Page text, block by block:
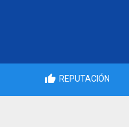
REPUTACIÓN